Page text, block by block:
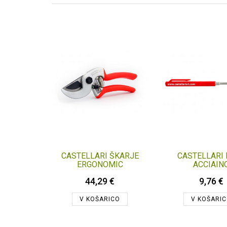
CASTELLARI ŠKARJE
ERGONOMIC
44,29 €
V KOŠARICO
CASTELLARI
9,76 €
V